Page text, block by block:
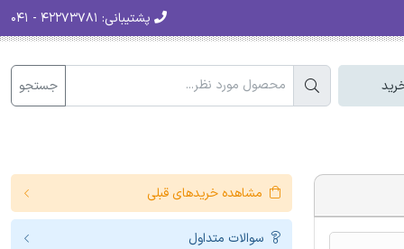
پشتیبانی:
جستجو
مشاهده خریدهای قبلی
سوالات متداول